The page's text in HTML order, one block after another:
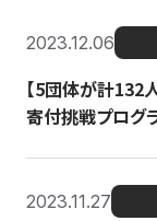
2023.12.06
【5団体が計132
寄付挑戦プログ
2023.11.27